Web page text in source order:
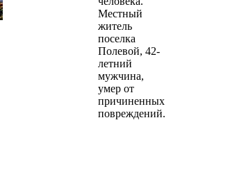
Местный
житель
поселка
Полевой, 42-
летний
мужчина,
умер от
причиненных
повреждений.